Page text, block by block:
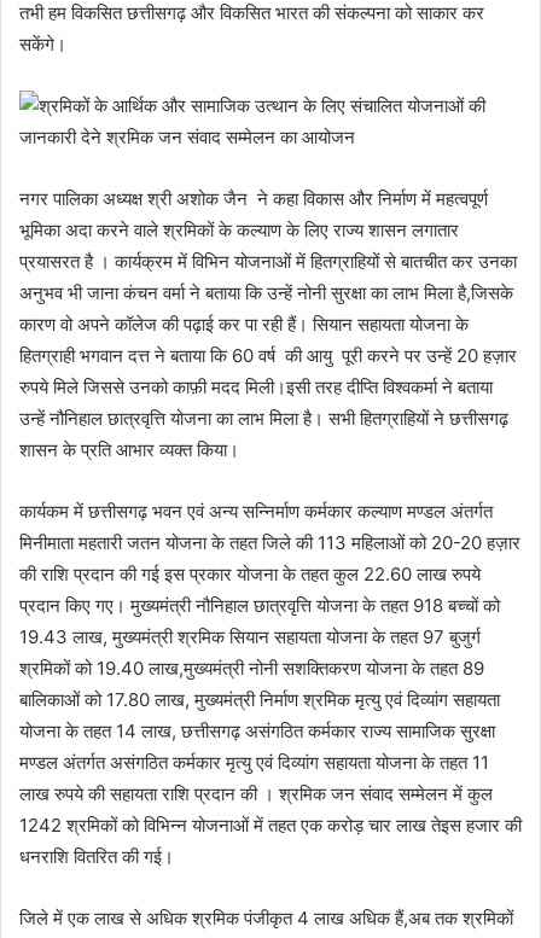
तभी हम विकसित छत्तीसगढ़ और विकसित भारत की संकल्पना को साकार कर
सकेंगे।
नगर पालिका अध्यक्ष श्री अशोक जैन ने कहा विकास और निर्माण में महत्वपूर्ण
भूमिका अदा करने वाले श्रमिकों के कल्याण के लिए राज्य शासन लगातार
प्रयासरत है । कार्यक्रम में विभिन योजनाओं में हितग्राहियों से बातचीत कर उनका
अनुभव भी जाना कंचन वर्मा ने बताया कि उन्हें नोनी सुरक्षा का लाभ मिला है,जिसके
कारण वो अपने कॉलेज की पढ़ाई कर पा रही हैं। सियान सहायता योजना के
हितग्राही भगवान दत्त ने बताया कि 60 वर्ष की आयु पूरी करने पर उन्हें 20 हज़ार
रुपये मिले जिससे उनको काफ़ी मदद मिली।इसी तरह दीप्ति विश्वकर्मा ने बताया
उन्हें नौनिहाल छात्रवृत्ति योजना का लाभ मिला है। सभी हितग्राहियों ने छत्तीसगढ़
शासन के प्रति आभार व्यक्त किया।
कार्यकम में छत्तीसगढ़ भवन एवं अन्य सन्निर्माण कर्मकार कल्याण मण्डल अंतर्गत
मिनीमाता महतारी जतन योजना के तहत जिले की 113 महिलाओं को 20-20 हज़ार
की राशि प्रदान की गई इस प्रकार योजना के तहत कुल 22.60 लाख रुपये
प्रदान किए गए। मुख्यमंत्री नौनिहाल छात्रवृत्ति योजना के तहत 918 बच्चों को
19.43 लाख, मुख्यमंत्री श्रमिक सियान सहायता योजना के तहत 97 बुजुर्ग
श्रमिकों को 19.40 लाख,मुख्यमंत्री नोनी सशक्तिकरण योजना के तहत 89
बालिकाओं को 17.80 लाख, मुख्यमंत्री निर्माण श्रमिक मृत्यु एवं दिव्यांग सहायता
योजना के तहत 14 लाख, छत्तीसगढ़ असंगठित कर्मकार राज्य सामाजिक सुरक्षा
मण्डल अंतर्गत असंगठित कर्मकार मृत्यु एवं दिव्यांग सहायता योजना के तहत 11
लाख रुपये की सहायता राशि प्रदान की । श्रमिक जन संवाद सम्मेलन में कुल
1242 श्रमिकों को विभिन्न योजनाओं में तहत एक करोड़ चार लाख तेइस हजार की
धनराशि वितरित की गई।
जिले में एक लाख से अधिक श्रमिक पंजीकृत 4 लाख अधिक हैं,अब तक श्रमिकों